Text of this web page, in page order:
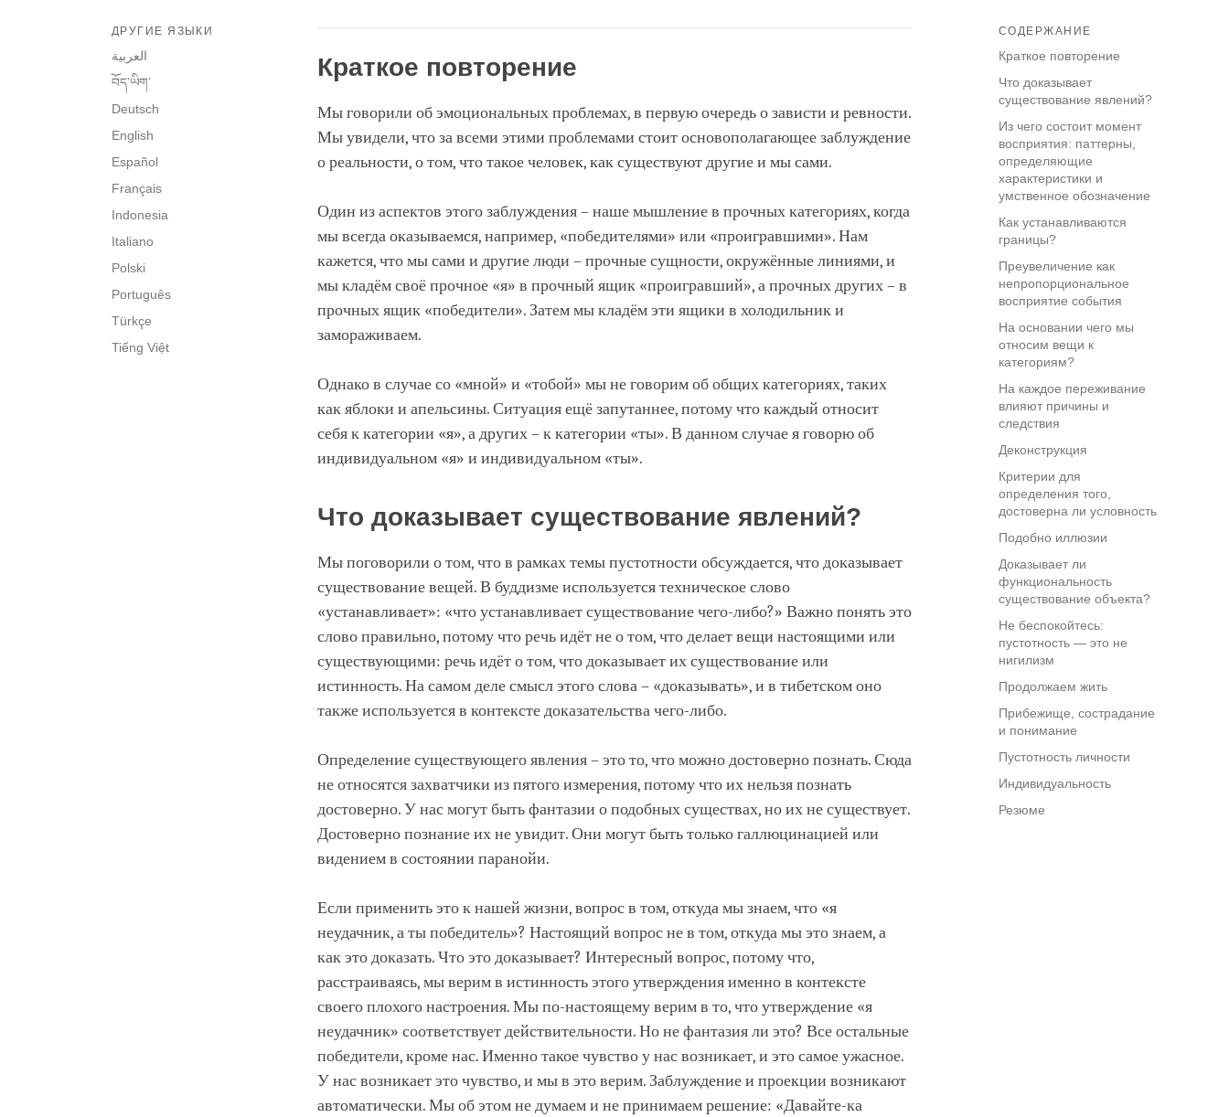
on
facebook
СОДЕРЖАНИЕ
Краткое повторение
Что доказывает
существование явлений?
Из чего состоит момент
восприятия: паттерны,
определяющие
характеристики и
умственное обозначение
Как устанавливаются
границы?
Преувеличение как
непропорциональное
восприятие события
На основании чего мы
относим вещи к
категориям?
На каждое переживание
влияют причины и
следствия
Деконструкция
Критерии для
определения того,
достоверна ли условность
Подобно иллюзии
Доказывает ли
функциональность
существование объекта?
Не беспокойтесь:
пустотность — это не
нигилизм
Продолжаем жить
Прибежище, сострадание
и понимание
Пустотность личности
Индивидуальность
Резюме
ДРУГИЕ ЯЗЫКИ
العربية
བོད་ཡིག་
Deutsch
English
Español
Français
Indonesia
Italiano
Polski
Português
Türkçe
Tiếng Việt
Краткое повторение
Мы говорили об эмоциональных проблемах, в первую очередь о зависти и ревности.
Мы увидели, что за всеми этими проблемами стоит основополагающее заблуждение
о реальности, о том, что такое человек, как существуют другие и мы сами.
Один из аспектов этого заблуждения – наше мышление в прочных категориях, когда
мы всегда оказываемся, например, «победителями» или «проигравшими». Нам
кажется, что мы сами и другие люди – прочные сущности, окружённые линиями, и
мы кладём своё прочное «я» в прочный ящик «проигравший», а прочных других – в
прочных ящик «победители». Затем мы кладём эти ящики в холодильник и
замораживаем.
Однако в случае со «мной» и «тобой» мы не говорим об общих категориях, таких
как яблоки и апельсины. Ситуация ещё запутаннее, потому что каждый относит
себя к категории «я», а других – к категории «ты». В данном случае я говорю об
индивидуальном «я» и индивидуальном «ты».
Что доказывает существование явлений?
Мы поговорили о том, что в рамках темы пустотности обсуждается, что доказывает
существование вещей. В буддизме используется техническое слово
«устанавливает»: «что устанавливает существование чего-либо?» Важно понять это
слово правильно, потому что речь идёт не о том, что делает вещи настоящими или
существующими: речь идёт о том, что доказывает их существование или
истинность. На самом деле смысл этого слова – «доказывать», и в тибетском оно
также используется в контексте доказательства чего-либо.
Определение существующего явления – это то, что можно достоверно познать. Сюда
не относятся захватчики из пятого измерения, потому что их нельзя познать
достоверно. У нас могут быть фантазии о подобных существах, но их не существует.
Достоверно познание их не увидит. Они могут быть только галлюцинацией или
видением в состоянии паранойи.
Если применить это к нашей жизни, вопрос в том, откуда мы знаем, что «я
неудачник, а ты победитель»? Настоящий вопрос не в том, откуда мы это знаем, а
как это доказать. Что это доказывает? Интересный вопрос, потому что,
расстраиваясь, мы верим в истинность этого утверждения именно в контексте
своего плохого настроения. Мы по-настоящему верим в то, что утверждение «я
неудачник» соответствует действительности. Но не фантазия ли это? Все остальные
победители, кроме нас. Именно такое чувство у нас возникает, и это самое ужасное.
У нас возникает это чувство, и мы в это верим. Заблуждение и проекции возникают
автоматически. Мы об этом не думаем и не принимаем решение: «Давайте-ка